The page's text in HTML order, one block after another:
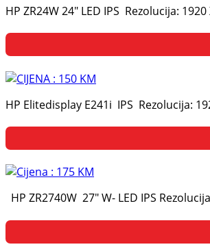
HP ZR24W 24" LED IPS Rezolucija:
HP Elitedisplay E241i IPS Rezolucija:
HP ZR2740W 27" W- LED IPS